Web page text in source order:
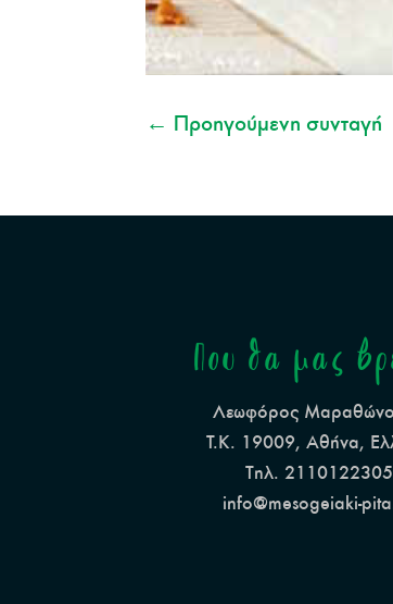
← Προηγούμενη συνταγή
Που θα μας
Λεωφόρος
Τ.Κ. 19009, Αθήνα,
Τηλ. 2110122305
info@mesogeiaki-